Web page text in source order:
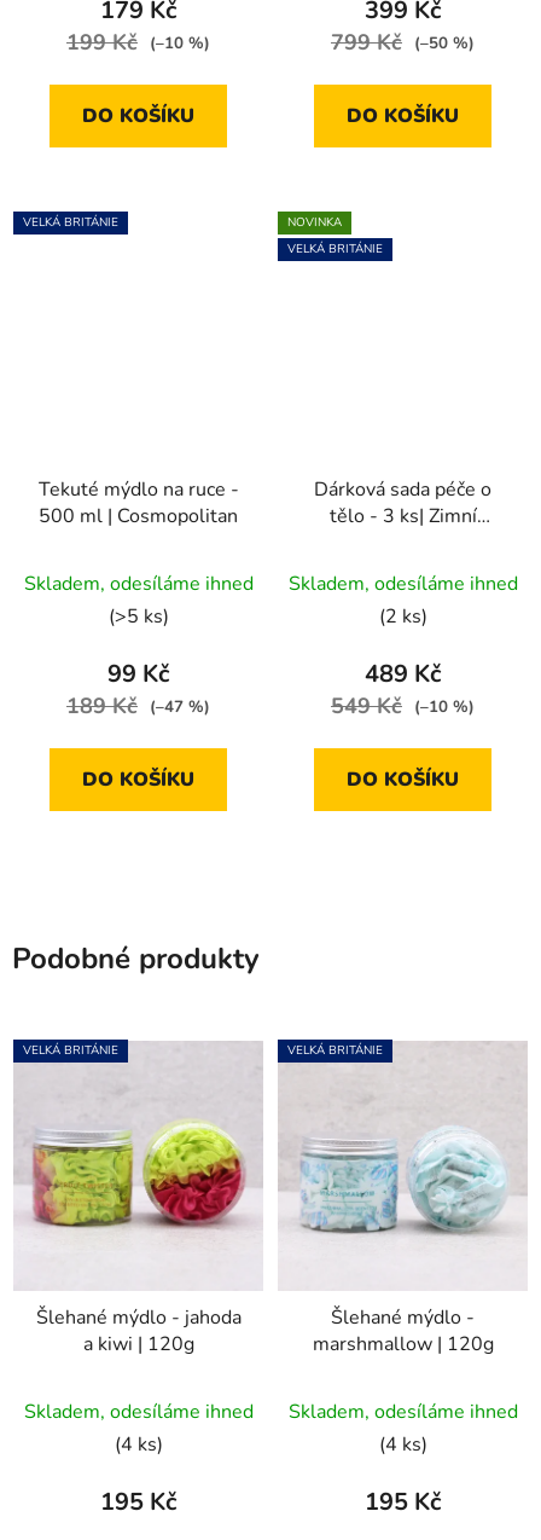
179 Kč
199 Kč (–10 %)
DO KOŠÍKU
399 Kč
799 Kč (–50 %)
DO KOŠÍKU
VELKÁ BRITÁNIE
Tekuté mýdlo na ruce -
500 ml | Cosmopolitan
hodnocení
produktu
je
5,0
hvězdiček.
Skladem, odesíláme ihned
(>5 ks)
99 Kč
189 Kč (–47 %)
DO KOŠÍKU
NOVINKA
VELKÁ BRITÁNIE
Dárková sada péče o
tělo - 3 ks| Zimní
Skladem, odesíláme ihned
(2 ks)
489 Kč
549 Kč (–10 %)
DO KOŠÍKU
Podobné produkty
VELKÁ BRITÁNIE
Šlehané mýdlo - jahoda
a kiwi | 120g
hodnocení
produktu
je
Skladem, odesíláme ihned
(4 ks)
195 Kč
VELKÁ BRITÁNIE
Šlehané mýdlo -
marshmallow | 120g
hodnocení
produktu
je
Skladem, odesíláme ihned
(4 ks)
195 Kč